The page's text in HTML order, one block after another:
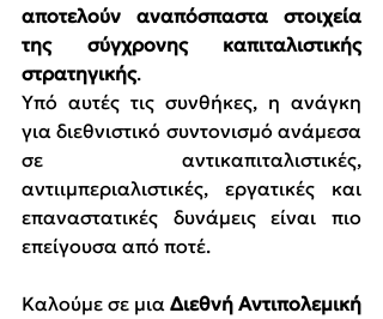
αποτελούν αναπόσπαστα στοιχεία
της σύγχρονης καπιταλιστικής
στρατηγικής.
Υπό αυτές τις συνθήκες, η ανάγκη
για διεθνιστικό συντονισμό ανάμεσα
σε αντικαπιταλιστικές,
αντιιμπεριαλιστικές, εργατικές και
επαναστατικές δυνάμεις είναι πιο
επείγουσα από ποτέ.
Καλούμε σε μια Διεθνή Αντιπολεμική